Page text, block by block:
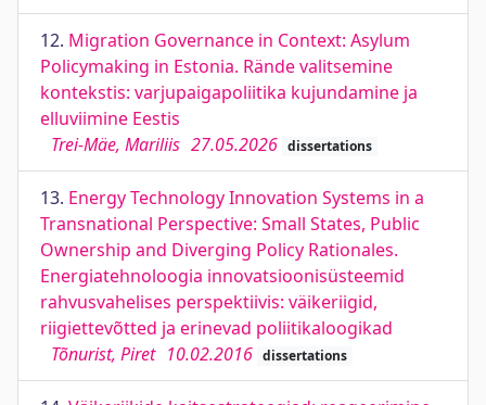
12. Migration Governance in Context: Asylum
Policymaking in Estonia. Rände valitsemine
kontekstis: varjupaigapoliitika kujundamine ja
elluviimine Eestis
Trei-Mäe, Mariliis 27.05.2026 dissertations
13. Energy Technology Innovation Systems in a
Transnational Perspective: Small States, Public
Ownership and Diverging Policy Rationales.
Energiatehnoloogia innovatsioonisüsteemid
rahvusvahelises perspektiivis: väikeriigid,
riigiettevõtted ja erinevad poliitikaloogikad
Tõnurist, Piret 10.02.2016 dissertations